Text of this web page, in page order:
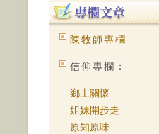
陳牧師專欄
信仰專欄：
鄉土關懷
姐妹開步走
原知原味